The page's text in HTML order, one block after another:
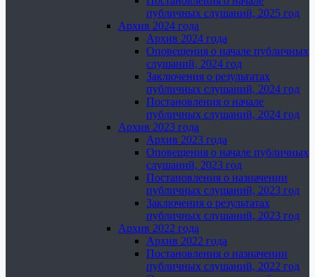
публичных слушаний, 2025 год
Архив 2024 года
Архив 2024 года
Оповещения о начале публичных
слушаний, 2024 год
Заключения о результатах
публичных слушаний, 2024 год
Постановления о начале
публичных слушаний, 2024 год
Архив 2023 года
Архив 2023 года
Оповещения о начале публичных
слушаний, 2023 год
Постановления о назначении
публичных слушаний, 2023 год
Заключения о результатах
публичных слушаний, 2023 год
Архив 2022 года
Архив 2022 года
Постановления о назначении
публичных слушаний, 2022 год